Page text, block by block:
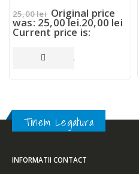
25,00lei Original price
was: 25,00 lei.20,00 lei
Current price is:
20,00 lei.
ADAUGĂ ÎN COȘ
Tinem Legatura
INFORMATII CONTACT